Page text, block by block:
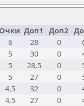
Очки Доп1 Доп2
6 28 0
5 30 0
5 28,5 0
5 27 0
4,5 32 0
4,5 27 0